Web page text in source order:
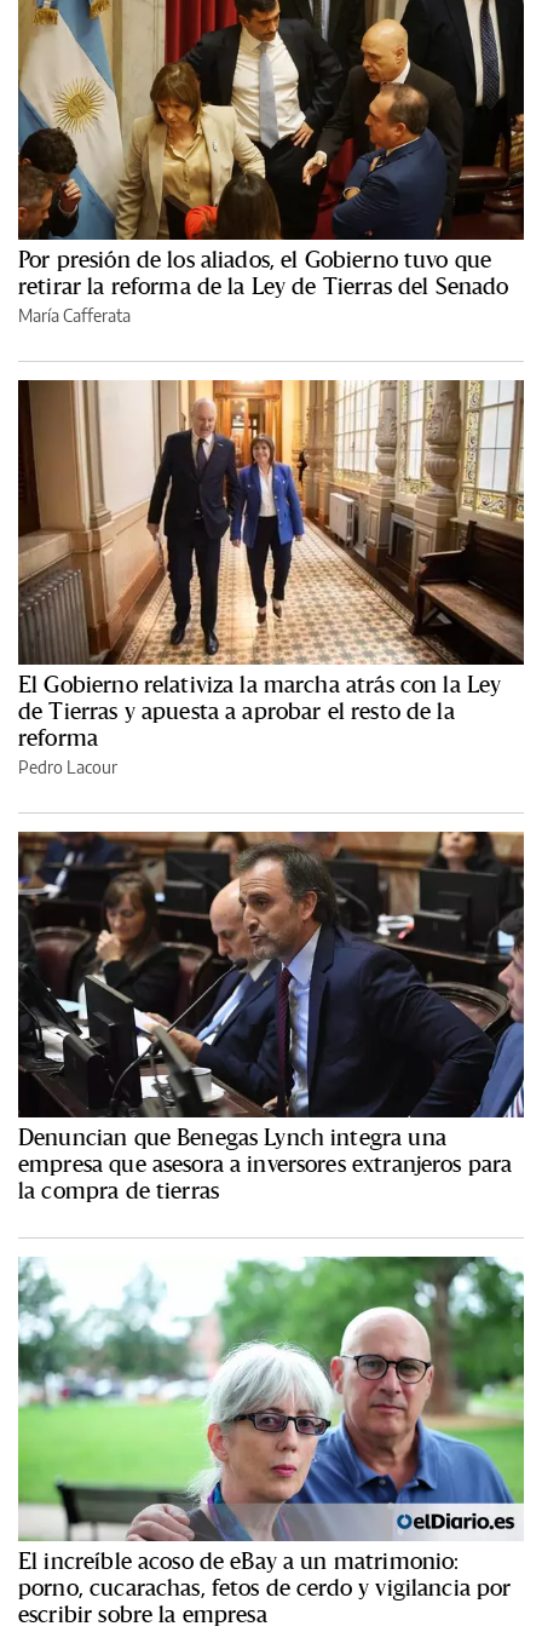
Por presión de los aliados, el Gobierno tuvo que
retirar la reforma de la Ley de Tierras del Senado
María Cafferata
El Gobierno relativiza la marcha atrás con la Ley
de Tierras y apuesta a aprobar el resto de la
reforma
Pedro Lacour
Denuncian que Benegas Lynch integra una
empresa que asesora a inversores extranjeros para
la compra de tierras
El increíble acoso de eBay a un matrimonio:
porno, cucarachas, fetos de cerdo y vigilancia por
escribir sobre la empresa